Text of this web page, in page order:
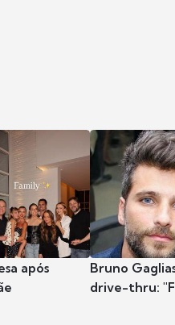
após
Bruno
drive-thru: